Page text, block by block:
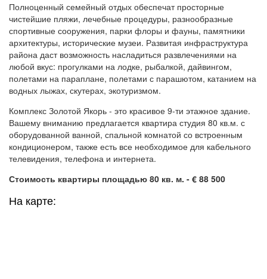
Полноценный семейный отдых обеспечат просторные
чистейшие пляжи, лечебные процедуры, разнообразные
спортивные сооружения, парки флоры и фауны, памятники
архитектуры, исторические музеи. Развитая инфраструктура
района даст возможность насладиться развлечениями на
любой вкус: прогулками на лодке, рыбалкой, дайвингом,
полетами на параплане, полетами с парашютом, катанием на
водных лыжах, скутерах, экотуризмом.
Комплекс Золотой Якорь - это красивое 9-ти этажное здание.
Вашему вниманию предлагается квартира студия 80 кв.м. с
оборудованной ванной, спальной комнатой со встроенным
кондиционером, также есть все необходимое для кабельного
телевидения, телефона и интернета.
Стоимость квартиры площадью 80 кв. м. - € 88 500
На карте: